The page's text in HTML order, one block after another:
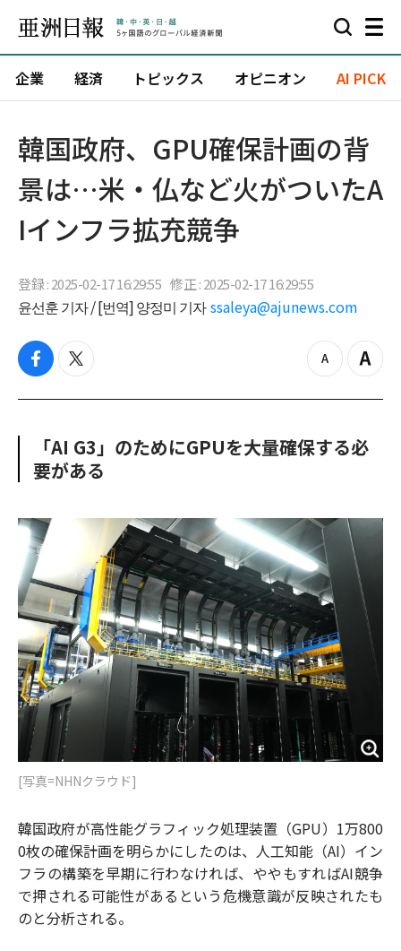
企業 経済 トピックス オピニオン AI PICK
韓国政府、GPU確保計画の背
景は…米・仏など火がついたA
Iインフラ拡充競争
登録 : 2025-02-17 16:29:55 修正 : 2025-02-17 16:29:55
윤선훈 기자 / [번역] 양정미 기자 ssaleya@ajunews.com
f
c
o
k
t
i
e
r
z
o
u
Z
o
n
「AI G3」のためにGPUを大量確保する必
要がある
[写真=NHNクラウド]
韓国政府が高性能グラフィック処理装置（GPU）1万800
0枚の確保計画を明らかにしたのは、人工知能（AI）イン
フラの構築を早期に行わなければ、ややもすればAI競争
で押される可能性があるという危機意識が反映されたも
のと分析される。